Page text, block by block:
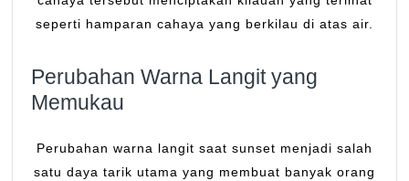
seperti hamparan cahaya yang berkilau di atas air.
Perubahan Warna Langit yang
Memukau
Perubahan warna langit saat sunset menjadi salah
satu daya tarik utama yang membuat banyak orang